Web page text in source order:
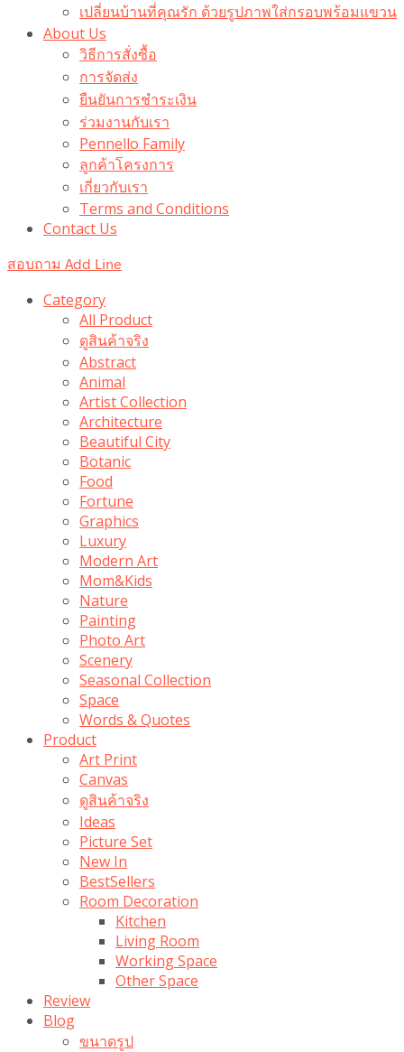
เปลี่ยนบ้านที่คุณรัก ด้วยรูปภาพใส่กรอบพร้อมแขวน​
About Us
วิธีการสั่งซื้อ
การจัดส่ง
ยืนยันการชำระเงิน
ร่วมงานกับเรา
Pennello Family
ลูกค้าโครงการ
เกี่ยวกับเรา
Terms and Conditions
Contact Us
สอบถาม Add Line
Category
All Product
ดูสินค้าจริง
Abstract
Animal
Artist Collection
Architecture
Beautiful City
Botanic
Food
Fortune
Graphics
Luxury
Modern Art
Mom&Kids
Nature
Painting
Photo Art
Scenery
Seasonal Collection
Space
Words & Quotes
Product
Art Print
Canvas
ดูสินค้าจริง
Ideas
Picture Set
New In
BestSellers
Room Decoration
Kitchen
Living Room
Working Space
Other Space
Review
Blog
ขนาดรูป